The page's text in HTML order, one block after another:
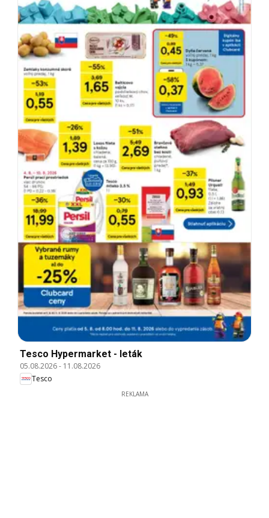
Tesco Hypermarket - leták
05.08.2026- 11.08.2026
Tesco
REKLAMA